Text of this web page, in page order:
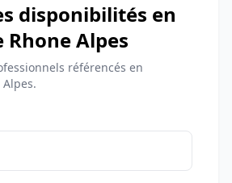
disponibilités en
Alpes
référencés en